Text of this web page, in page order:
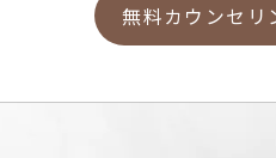
無料カウンセリ